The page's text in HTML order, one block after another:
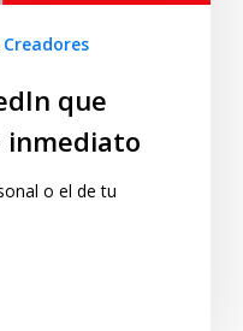
Creadores
que
inmediato
o el de tu